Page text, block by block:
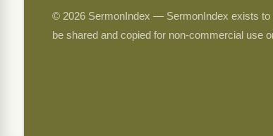
© 2026 SermonIndex — SermonIndex exists to
be shared and copied for non-commercial use